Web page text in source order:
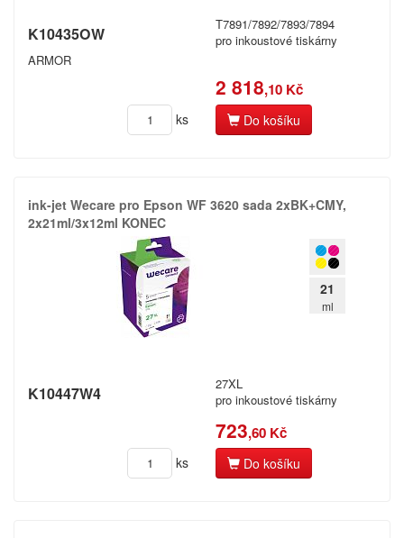
K10435OW
ARMOR
T7891/7892/7893/7894
pro inkoustové tiskárny
2 818,10 Kč
ks Do košíku
ink-​jet Wecare pro Epson WF 3620 sada 2xBK+​CMY,​
2x21ml/​3x12ml KONEC
21
ml
K10447W4
27XL
pro inkoustové tiskárny
723,60 Kč
ks Do košíku